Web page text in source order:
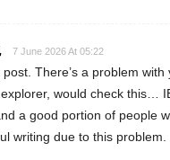
7 June 2026 At 05:22
post. There’s a problem with
would check this…
a good portion of people
writing due to this problem.